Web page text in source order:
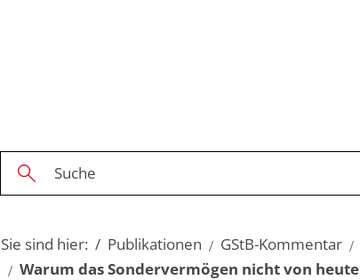
Sie sind hier: Publikationen GStB-Kommentar
Warum das Sondervermögen nicht von